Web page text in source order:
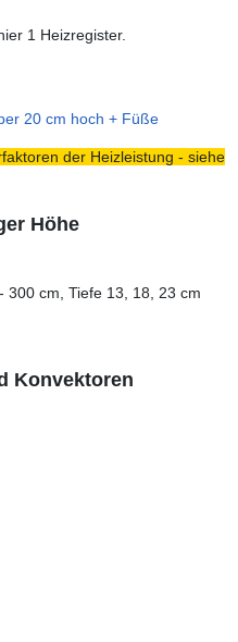
1 Heizregister.
20 cm hoch + Füße
der Heizleistung - siehe
Höhe
cm, Tiefe 13, 18, 23 cm
Konvektoren